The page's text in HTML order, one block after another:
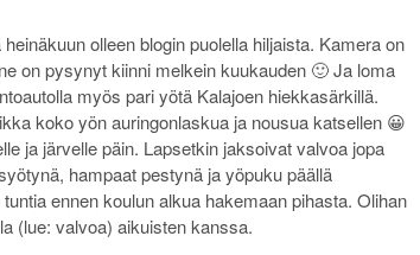
olleen blogin puolella hiljaista. Kamera on
on pysynyt kiinni melkein kuukauden 🙂 Ja loma
myös pari yötä Kalajoen hiekkasärkillä.
koko yön auringonlaskua ja nousua katsellen 😀
ja järvelle päin. Lapsetkin jaksoivat valvoa jopa
hampaat pestynä ja yöpuku päällä
ennen koulun alkua hakemaan pihasta. Olihan
(lue: valvoa) aikuisten kanssa.